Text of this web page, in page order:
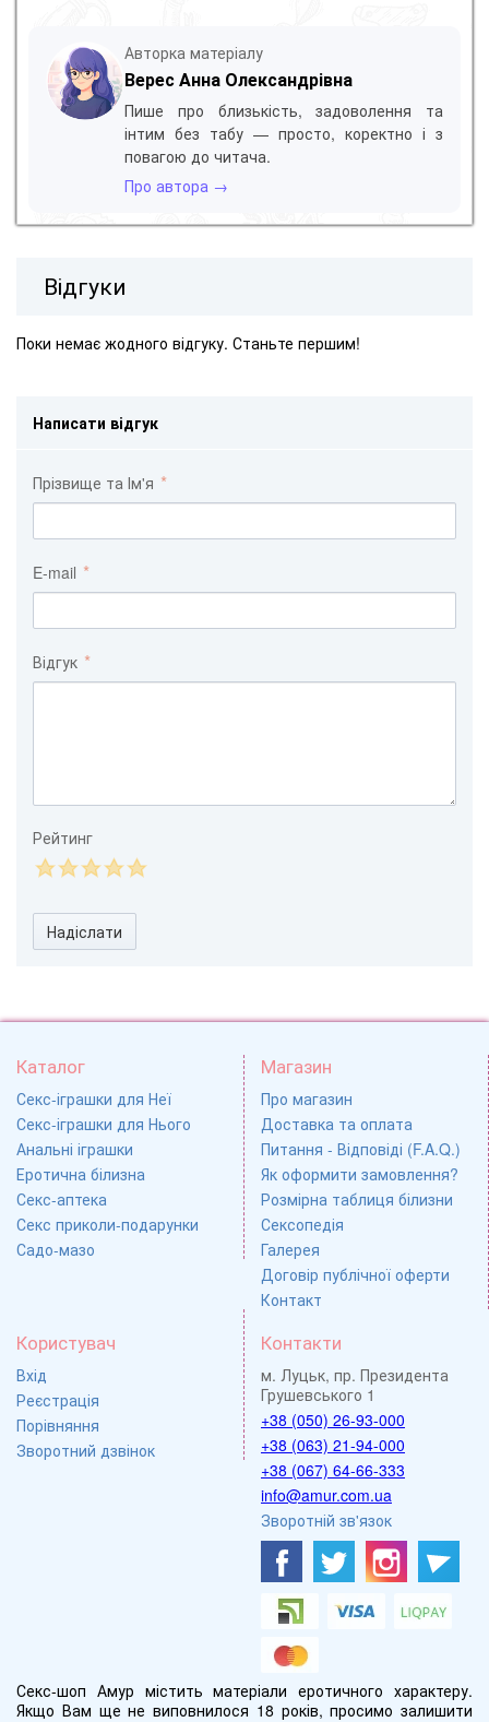
Авторка матеріалу
Верес Анна Олександрівна
Пише про близькість, задоволення та
інтим без табу — просто, коректно і з
повагою до читача.
Про автора →
Відгуки
Поки немає жодного відгуку. Станьте першим!
Написати відгук
Прізвище та Ім'я
E-mail
Відгук
Рейтинг
Надіслати
Каталог
Секс-іграшки для Неї
Секс-іграшки для Нього
Анальні іграшки
Еротична білизна
Секс-аптека
Секс приколи-подарунки
Садо-мазо
Магазин
Про магазин
Доставка та оплата
Питання - Відповіді (F.A.Q.)
Як оформити замовлення?
Розмірна таблиця білизни
Сексопедія
Галерея
Договір публічної оферти
Контакт
Користувач
Вхід
Реєстрація
Порівняння
Зворотний дзвінок
Контакти
м. Луцьк, пр. Президента
Грушевського 1
+38 (050) 26-93-000
+38 (063) 21-94-000
+38 (067) 64-66-333
info@amur.com.ua
Зворотній зв'язок
Секс-шоп Амур містить матеріали еротичного характеру.
Якщо Вам ще не виповнилося 18 років, просимо залишити